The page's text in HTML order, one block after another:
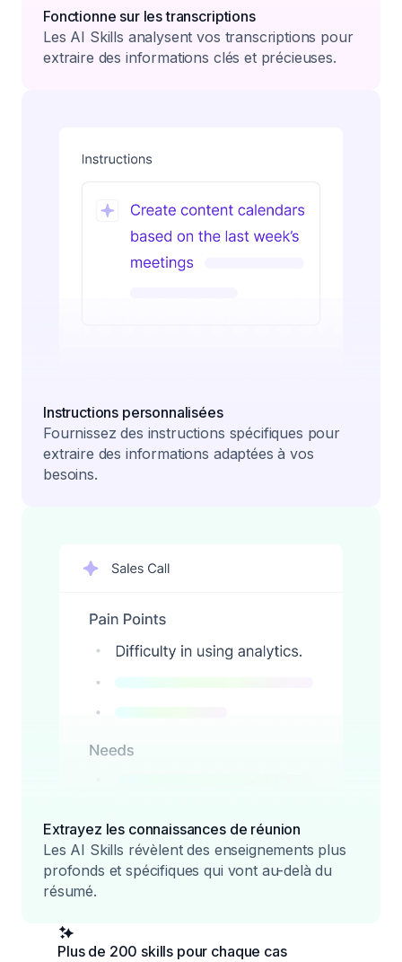
Fonctionne sur les transcriptions
Les AI Skills analysent vos transcriptions pour
extraire des informations clés et précieuses.
Instructions personnalisées
Fournissez des instructions spécifiques pour
extraire des informations adaptées à vos
besoins.
Extrayez les connaissances de réunion
Les AI Skills révèlent des enseignements plus
profonds et spécifiques qui vont au-delà du
résumé.
Plus de 200 skills pour chaque cas